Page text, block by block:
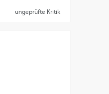
ungeprüfte Kritik